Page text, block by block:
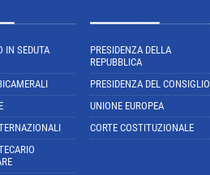
IN SEDUTA
PRESIDENZA DELLA
REPUBBLICA
PRESIDENZA DEL CONSIGLIO
UNIONE EUROPEA
CORTE COSTITUZIONALE